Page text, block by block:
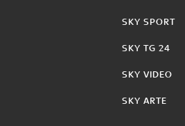
SKY SPORT
SKY TG 24
SKY VIDEO
SKY ARTE